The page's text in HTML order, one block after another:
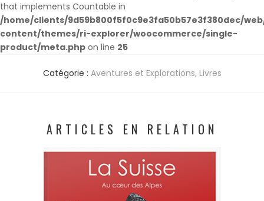
that implements Countable in
/home/clients/9d59b800f5f0c9e3fa50b57e3f380dec/
content/themes/ri-explorer/woocommerce/single-
product/meta.php on line 25
Catégorie : Aventures et Explorations, Livres
ARTICLES EN RELATION